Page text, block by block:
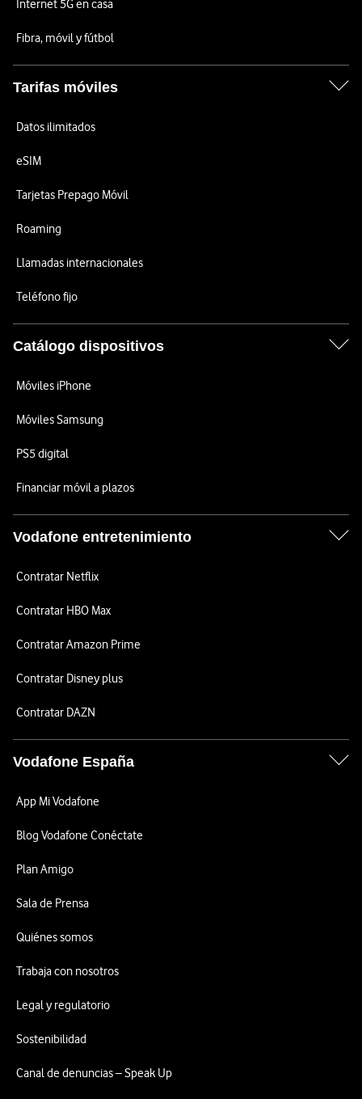
Internet 5G en casa
Fibra, móvil y fútbol
Tarifas móviles
Datos ilimitados
eSIM
Tarjetas Prepago Móvil
Roaming
Llamadas internacionales
Teléfono fijo
Catálogo dispositivos
Móviles iPhone
Móviles Samsung
PS5 digital
Financiar móvil a plazos
Vodafone entretenimiento
Contratar Netflix
Contratar HBO Max
Contratar Amazon Prime
Contratar Disney plus
Contratar DAZN
Vodafone España
App Mi Vodafone
Blog Vodafone Conéctate
Plan Amigo
Sala de Prensa
Quiénes somos
Trabaja con nosotros
Legal y regulatorio
Sostenibilidad
Canal de denuncias – Speak Up